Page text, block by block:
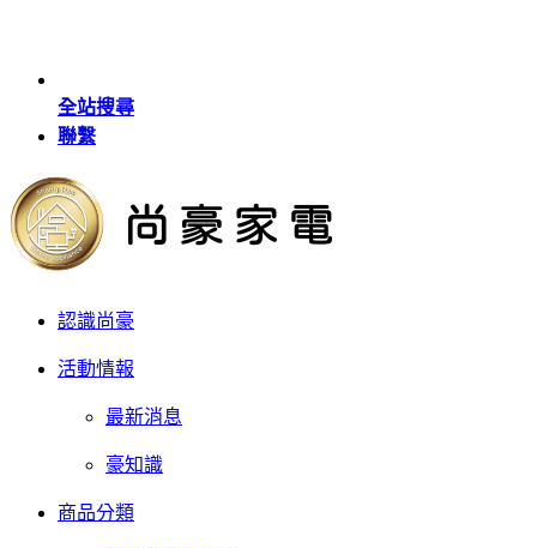
全站搜尋
聯繫
認識尚豪
活動情報
最新消息
豪知識
商品分類